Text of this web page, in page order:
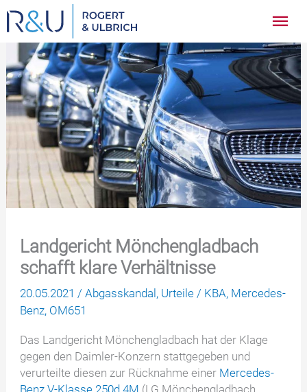
Zum
Inhalt
springen
Landgericht Mönchengladbach
schafft klare Verhältnisse
20.05.2021/Abgasskandal , Urteile / KBA, Mercedes-
Benz, OM651
Das Landgericht Mönchengladbach hat der Klage
gegen den Daimler-Konzern stattgegeben und
verurteilte diesen zur Rücknahme einer Mercedes-
Benz V-Klasse 250d 4M (LG Mönchengladbach,